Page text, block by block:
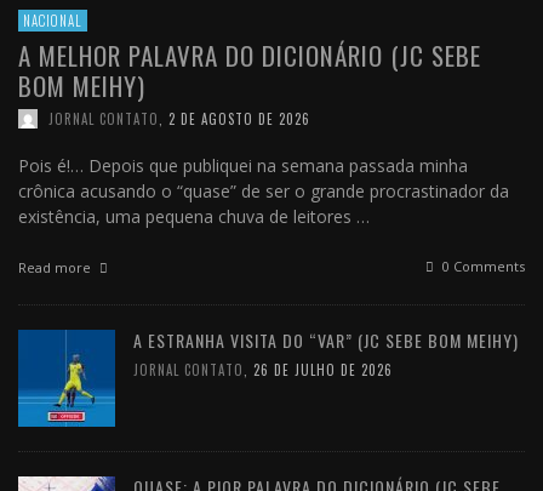
NACIONAL
A MELHOR PALAVRA DO DICIONÁRIO (JC SEBE
BOM MEIHY)
JORNAL CONTATO 2 DE AGOSTO DE 2026
Pois é!… Depois que publiquei na semana passada minha
crônica acusando o “quase” de ser o grande procrastinador da
existência, uma pequena chuva de leitores …
Read more 0 Comments
A ESTRANHA VISITA DO “VAR” (JC SEBE BOM MEIHY)
JORNAL CONTATO 26 DE JULHO DE 2026